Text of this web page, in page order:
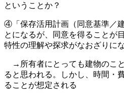
ということか？
④「保存活用計画（同意基準／
とになるが、同意を得ることが
特性の理解や探求がなおざりに
→所有者にとっても建物のこ
ると思われる。しかし、時間・
ることが想定される